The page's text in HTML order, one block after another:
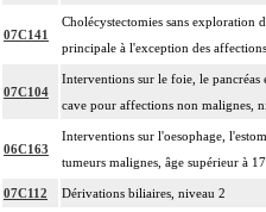
07C141
Cholécystectomies sans exploration
principale à l'exception des
07C104
Interventions sur le foie, le pancréas
cave pour affections non malignes,
06C163
Interventions sur l'oesophage,
tumeurs malignes, âge supérieur à
07C112 Dérivations biliaires, niveau 2